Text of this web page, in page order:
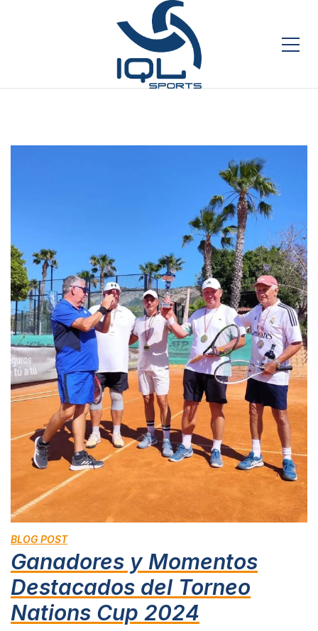
BLOG POST
Ganadores y Momentos
Destacados del Torneo
Nations Cup 2024